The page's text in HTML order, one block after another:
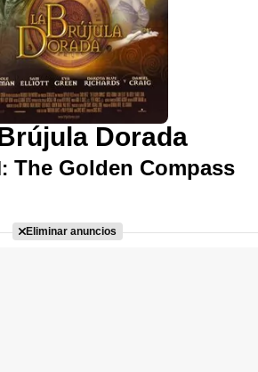
Dorada
The Golden Compass
Eliminar anuncios